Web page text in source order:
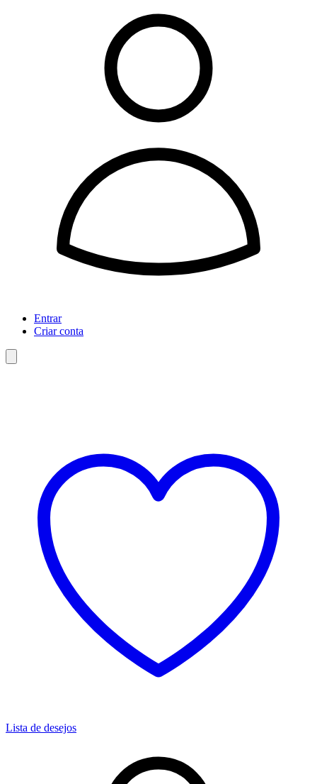
Entrar
Criar conta
Lista de desejos